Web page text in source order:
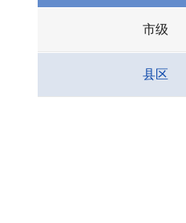
市级
县区